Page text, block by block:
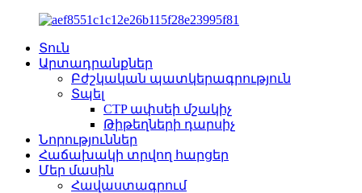
Տուն
Արտադրանքներ
Բժշկական պատկերագրություն
Տպել
CTP ափսեի մշակիչ
Թիթեղների դարսիչ
Նորություններ
Հաճախակի տրվող հարցեր
Մեր մասին
Հավաստագրում